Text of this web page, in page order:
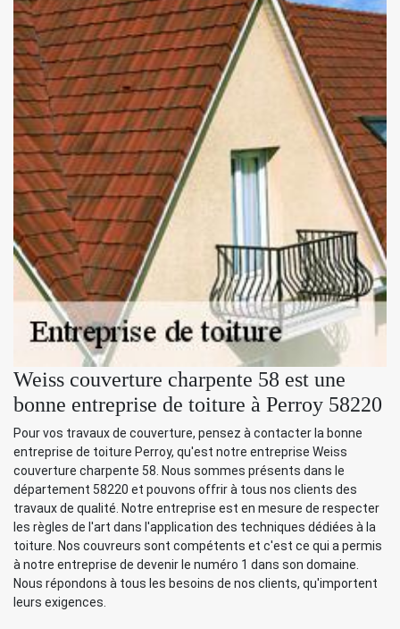
Weiss couverture charpente 58 est une
bonne entreprise de toiture à Perroy 58220
Pour vos travaux de couverture, pensez à contacter la bonne
entreprise de toiture Perroy, qu'est notre entreprise Weiss
couverture charpente 58. Nous sommes présents dans le
département 58220 et pouvons offrir à tous nos clients des
travaux de qualité. Notre entreprise est en mesure de respecter
les règles de l'art dans l'application des techniques dédiées à la
toiture. Nos couvreurs sont compétents et c'est ce qui a permis
à notre entreprise de devenir le numéro 1 dans son domaine.
Nous répondons à tous les besoins de nos clients, qu'importent
leurs exigences.